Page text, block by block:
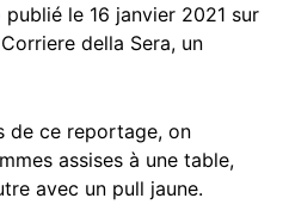
publié le 16 janvier 2021 sur
della Sera, un
de ce reportage, on
assises à une table,
avec un pull jaune.